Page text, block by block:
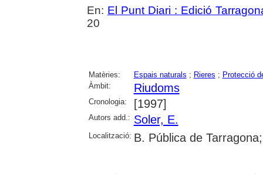
En: El Punt Diari : Edició
20
Matèries: Espais naturals ; Rieres ; Protecció
Àmbit:
Riudoms
Cronologia: [1997]
Autors add.: Soler, E.
Localització: B. Pública de